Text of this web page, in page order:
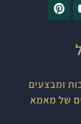
ומבצעים
של מאמא